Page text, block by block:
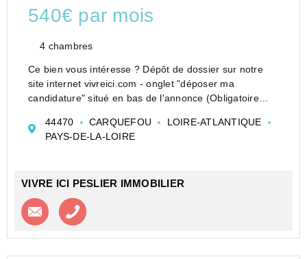
540€ par mois
4 chambres
Ce bien vous intéresse ? Dépôt de dossier sur notre
site internet vivreici.com - onglet "déposer ma
candidature" situé en bas de l'annonce (Obligatoire
A louer dans le secteur de La Gouachère à
CARQUEFOU,
44470 CARQUEFOU
LOIRE-ATLANTIQUE
PAYS-DE-LA-LOIRE
VIVRE ICI PESLIER IMMOBILIER
Contacter l'agence